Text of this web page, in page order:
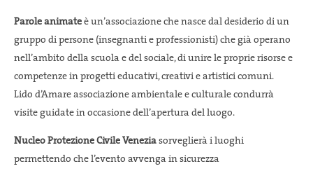
Parole animate è un’associazione che nasce dal desiderio di un
gruppo di persone (insegnanti e professionisti) che già operano
nell’ambito della scuola e del sociale, di unire le proprie risorse e
competenze in progetti educativi, creativi e artistici comuni.
Lido d’Amare associazione ambientale e culturale condurrà
visite guidate in occasione dell’apertura del luogo.
Nucleo Protezione Civile Venezia sorveglierà i luoghi
permettendo che l’evento avvenga in sicurezza